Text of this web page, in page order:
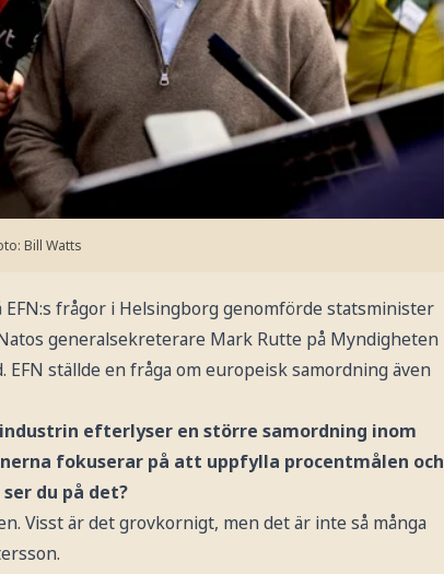
Bill Watts
frågor i Helsingborg genomförde statsminister
generalsekreterare Mark Rutte på Myndigheten
ställde en fråga om europeisk samordning även
efterlyser en större samordning inom
fokuserar på att uppfylla procentmålen och
du på det?
Visst är det grovkornigt, men det är inte så många